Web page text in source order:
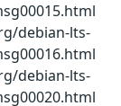
debian-lts-
debian-lts-